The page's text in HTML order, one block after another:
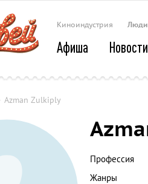
Киноиндустрия Люди
Афиша
Azman Zulkiply
Профессия
Жанры